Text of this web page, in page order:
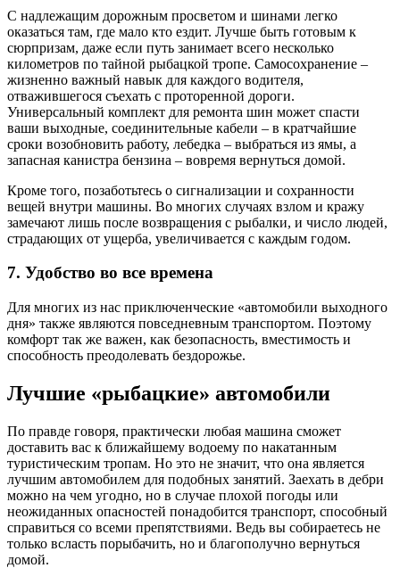
С надлежащим дорожным просветом и шинами легко
оказаться там, где мало кто ездит. Лучше быть готовым к
сюрпризам, даже если путь занимает всего несколько
километров по тайной рыбацкой тропе. Самосохранение –
жизненно важный навык для каждого водителя,
отважившегося съехать с проторенной дороги.
Универсальный комплект для ремонта шин может спасти
ваши выходные, соединительные кабели – в кратчайшие
сроки возобновить работу, лебедка – выбраться из ямы, а
запасная канистра бензина – вовремя вернуться домой.
Кроме того, позаботьтесь о сигнализации и сохранности
вещей внутри машины. Во многих случаях взлом и кражу
замечают лишь после возвращения с рыбалки, и число людей,
страдающих от ущерба, увеличивается с каждым годом.
7. Удобство во все времена
Для многих из нас приключенческие «автомобили выходного
дня» также являются повседневным транспортом. Поэтому
комфорт так же важен, как безопасность, вместимость и
способность преодолевать бездорожье.
Лучшие «рыбацкие» автомобили
По правде говоря, практически любая машина сможет
доставить вас к ближайшему водоему по накатанным
туристическим тропам. Но это не значит, что она является
лучшим автомобилем для подобных занятий. Заехать в дебри
можно на чем угодно, но в случае плохой погоды или
неожиданных опасностей понадобится транспорт, способный
справиться со всеми препятствиями. Ведь вы собираетесь не
только всласть порыбачить, но и благополучно вернуться
домой.